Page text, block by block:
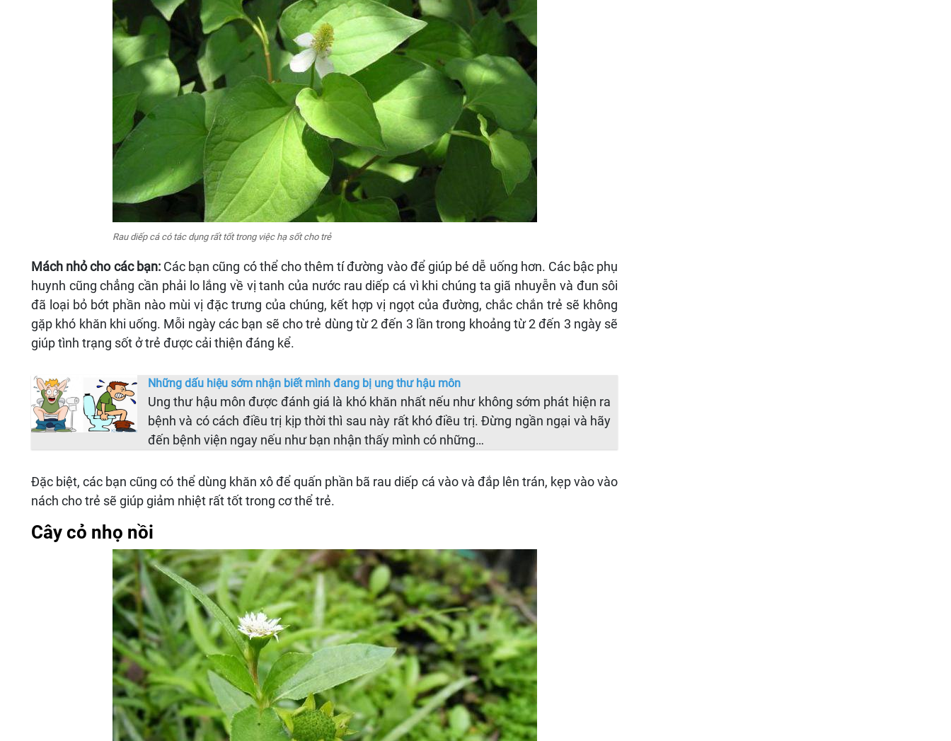
Rau diếp cá có tác dụng rất tốt trong việc hạ sốt cho trẻ
Mách nhỏ cho các bạn:Các bạn cũng có thể cho thêm tí đường vào để giúp bé dễ uống hơn. Các bậc phụ
huynh cũng chẳng cần phải lo lắng về vị tanh của nước rau diếp cá vì khi chúng ta giã nhuyễn và đun sôi
đã loại bỏ bớt phần nào mùi vị đặc trưng của chúng, kết hợp vị ngọt của đường, chắc chắn trẻ sẽ không
gặp khó khăn khi uống. Mỗi ngày các bạn sẽ cho trẻ dùng từ 2 đến 3 lần trong khoảng từ 2 đến 3 ngày sẽ
giúp tình trạng sốt ở trẻ được cải thiện đáng kể.
Những dấu hiệu sớm nhận biết mình đang bị ung thư hậu môn
Ung thư hậu môn được đánh giá là khó khăn nhất nếu như không sớm phát hiện ra
bệnh và có cách điều trị kịp thời thì sau này rất khó điều trị. Đừng ngần ngại và hãy
đến bệnh viện ngay nếu như bạn nhận thấy mình có những…
Đặc biệt, các bạn cũng có thể dùng khăn xô để quấn phần bã rau diếp cá vào và đắp lên trán, kẹp vào vào
nách cho trẻ sẽ giúp giảm nhiệt rất tốt trong cơ thể trẻ.
Cây cỏ nhọ nồi